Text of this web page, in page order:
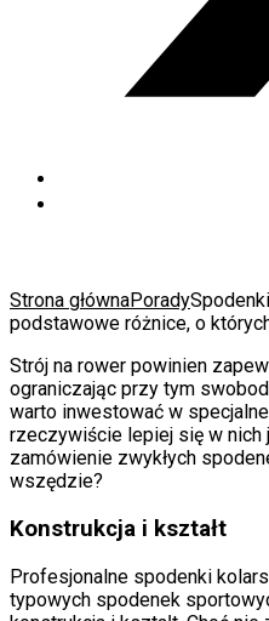
Strona głównaPorady
podstawowe różnice, o
Strój na rower powinien
ograniczając przy tym
warto inwestować w
rzeczywiście lepiej się w
zamówienie zwykłych
wszędzie?
Konstrukcja i kształt
Profesjonalne spodenki
typowych spodenek